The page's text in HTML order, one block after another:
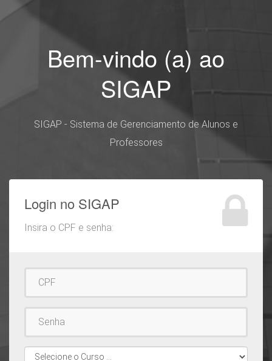
Bem-vindo (a) ao
SIGAP
SIGAP - Sistema de Gerenciamento de Alunos e
Professores
Login no SIGAP
Insira o CPF e senha:
Username
Password
Cursos